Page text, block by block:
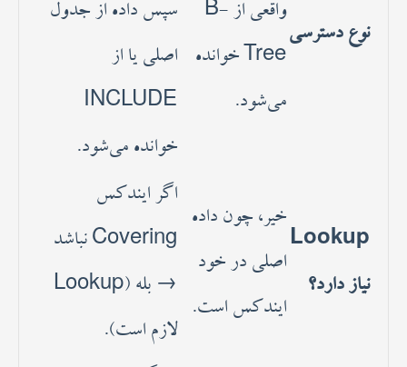
نوع دسترسی
واقعی از B-
Tree خوانده
می‌شود.
سپس داده از جدول
اصلی یا از
INCLUDE
خوانده می‌شود.
Lookup
نیاز دارد؟
خیر، چون داده
اصلی در خود
ایندکس است.
اگر ایندکس
Covering نباشد
→ بله (Lookup
لازم است).